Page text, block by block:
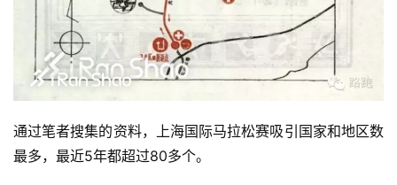
通过笔者搜集的资料，上海国际马拉松赛吸引国家和地区数
最多，最近5年都超过80多个。